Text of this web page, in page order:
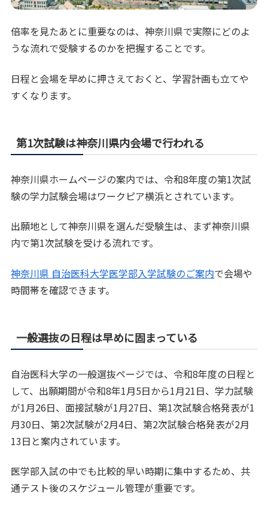
倍率を見たあとに重要なのは、神奈川県で実際にどのよ
うな流れで受験するのかを把握することです。
日程と会場を早めに押さえておくと、学習計画も立てや
すくなります。
第1次試験は神奈川県内会場で行われる
神奈川県ホームページの案内では、令和8年度の第1次試
験の学力試験会場はワークピア横浜とされています。
出願地として神奈川県を選んだ受験生は、まず神奈川県
内で第1次試験を受ける流れです。
神奈川県 自治医科大学医学部入学試験のご案内で会場や
時間帯を確認できます。
一般選抜の日程は早めに固まっている
自治医科大学の一般選抜ページでは、令和8年度の日程と
して、出願期間が令和8年1月5日から1月21日、学力試験
が1月26日、面接試験が1月27日、第1次試験合格発表が1
月30日、第2次試験が2月4日、第2次試験合格発表が2月
13日と案内されています。
医学部入試の中でも比較的早い時期に集中するため、共
通テスト後のスケジュール管理が重要です。